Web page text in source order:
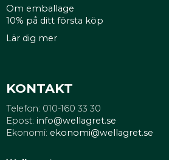
Om emballage
10% på ditt första köp
Lär dig mer
KONTAKT
Telefon: 010-160 33 30
Epost: info@wellagret.se
Ekonomi: ekonomi@wellagret.se